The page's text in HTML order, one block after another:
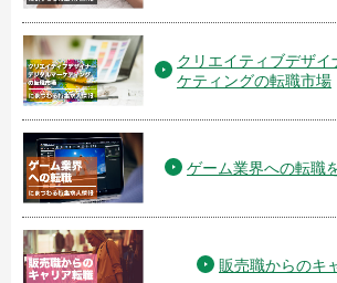
クリエイティブデザ
ケティングの転職市場
ゲーム業界への転職
販売職からのキ